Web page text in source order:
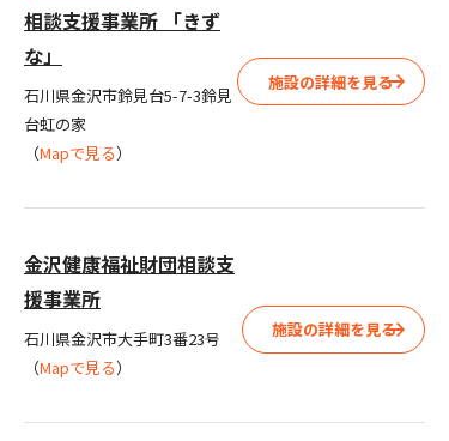
相談支援事業所 「きず
な」
石川県金沢市鈴見台5-7-3鈴見
台虹の家
（Mapで見る）
施設の詳細を見る
金沢健康福祉財団相談支
援事業所
石川県金沢市大手町3番23号
（Mapで見る）
施設の詳細を見る